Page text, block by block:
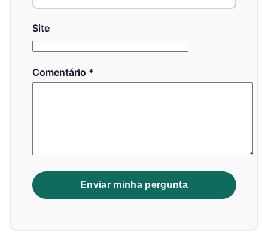
Site
Comentário *